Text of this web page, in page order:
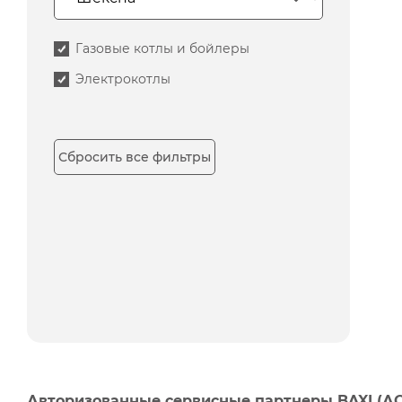
Газовые котлы и бойлеры
Электрокотлы
Сбросить все фильтры